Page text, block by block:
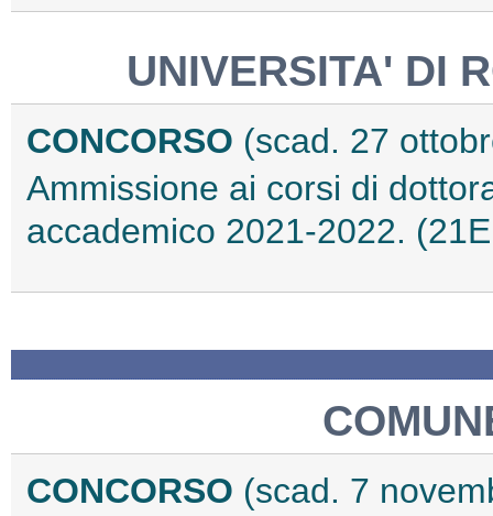
UNIVERSITA' DI
CONCORSO (scad. 27
Ammissione ai corsi di
accademico 2021-2022.
CONCORSO (scad. 7